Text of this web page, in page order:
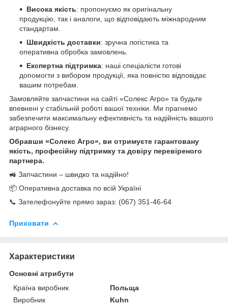
Висока якість: пропонуємо як оригінальну
продукцію, так і аналоги, що відповідають міжнародним
стандартам.
Швидкість доставки: зручна логістика та
оперативна обробка замовлень.
Експертна підтримка: наші спеціалісти готові
допомогти з вибором продукції, яка повністю відповідає
вашим потребам.
Замовляйте запчастини на сайті «Солекс Агро» та будьте
впевнені у стабільній роботі вашої техніки. Ми прагнемо
забезпечити максимальну ефективність та надійність вашого
аграрного бізнесу.
Обравши «Солекс Агро», ви отримуєте гарантовану
якість, професійну підтримку та довіру перевіреного
партнера.
🚜 Запчастини – швидко та надійно!
📦 Оперативна доставка по всій Україні
📞 Зателефонуйте прямо зараз: (067) 351-46-64
Приховати
Характеристики
Основні атрибути
Країна виробник
Польща
Виробник
Kuhn